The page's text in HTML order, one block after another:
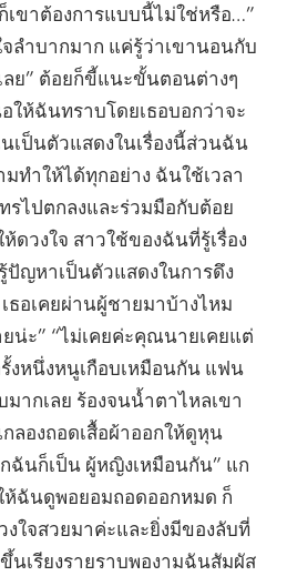
ขาต้องการแบบนี้ไม่ใช่หรือ…”
ลำบากมาก แค่รู้ว่าเขานอนกับ
ย” ต้อยก็ขี้แนะขั้นตอนต่างๆ
ให้ฉันทราบโดยเธอบอกว่าจะ
เป็นตัวแสดงในเรื่องนี้ส่วนฉัน
ทำให้ได้ทุกอย่าง ฉันใช้เวลา
รไปตกลงและร่วมมือกับต้อย
ดวงใจ สาวใช้ของฉันที่รู้เรื่อง
ญหาเป็นตัวแสดงในการดึง
ธอเคยผ่านผู้ชายมาบ้างไหม
ะ” “ไม่เคยค่ะคุณนายเคยแต่
งหนึ่งหนูเกือบเหมือนกัน แฟน
ากเลย ร้องจนน้ำตาไหลเขา
ลองถอดเสื้อผ้าออกให้ดูหุน
ฉันก็เป็น ผู้หญิงเหมือนกัน” แก
ห้ฉันดูพอยอมถอดออกหมด ก็
ใจสวยมาค่ะและยิ่งมีของลับที่
เรียงรายราบพองามฉันสัมผัส